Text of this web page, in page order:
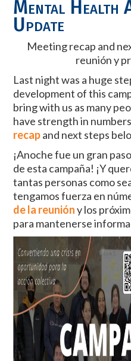
Mental Health
Update
Meeting recap and
reunión y
Last night was a huge
development of this
bring with us as many
have strength in
recapand next steps
¡Anoche fue un gran
de esta campaña! ¡Y
tantas personas como
tengamos fuerza en
de la reunióny los
para mantenerse